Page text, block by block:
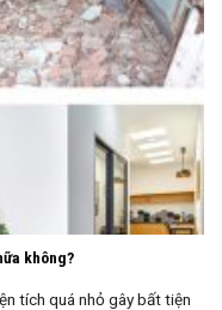
không?
tích quá nhỏ gây bất tiện